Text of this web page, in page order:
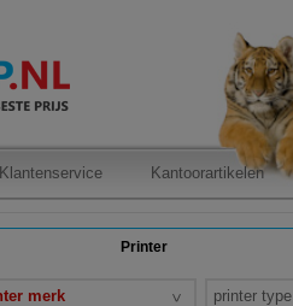
Klantenservice Kantoorartikelen
Printer
merk printer type